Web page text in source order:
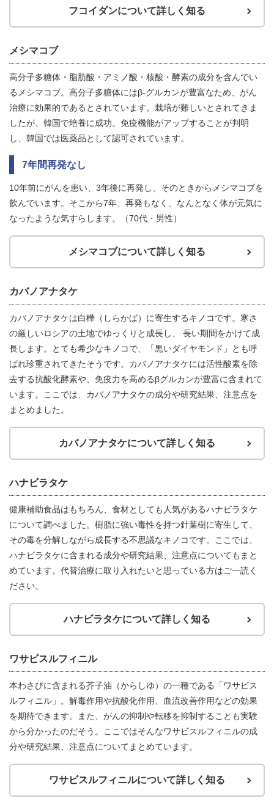
フコイダンについて詳しく知る
メシマコブ
高分子多糖体・脂肪酸・アミノ酸・核酸・酵素の成分を含んでい
るメシマコブ。高分子多糖体にはβ-グルカンが豊富なため、がん
治療に効果的であるとされています。栽培が難しいとされてきま
したが、韓国で培養に成功。免疫機能がアップすることが判明
し、韓国では医薬品として認可されています。
7年間再発なし
10年前にがんを患い、3年後に再発し、そのときからメシマコブを
飲んでいます。そこから7年、再発もなく、なんとなく体が元気に
なったような気すらします。（70代・男性）
メシマコブについて詳しく知る
カバノアナタケ
カバノアナタケは白樺（しらかば）に寄生するキノコです。寒さ
の厳しいロシアの土地でゆっくりと成長し、 長い期間をかけて成
長します。とても希少なキノコで、「黒いダイヤモンド」とも呼
ばれ珍重されてきたそうです。カバノアナタケには活性酸素を除
去する抗酸化酵素や、免疫力を高めるβグルカンが豊富に含まれて
います。ここでは、カバノアナタケの成分や研究結果、注意点を
まとめました。
カバノアナタケについて詳しく知る
ハナビラタケ
健康補助食品はもちろん、食材としても人気があるハナビラタケ
について調べました。樹脂に強い毒性を持つ針葉樹に寄生して、
その毒を分解しながら成長する不思議なキノコです。ここでは、
ハナビラタケに含まれる成分や研究結果、注意点についてもまと
めています。代替治療に取り入れたいと思っている方はご一読く
ださい。
ハナビラタケについて詳しく知る
ワサビスルフィニル
本わさびに含まれる芥子油（からしゆ）の一種である「ワサビス
ルフィニル」。解毒作用や抗酸化作用、血流改善作用などの効果
を期待できます。また、がんの抑制や転移を抑制することも実験
から分かったのだそう。ここではそんなワサビスルフィニルの成
分や研究結果、注意点についてまとめています。
ワサビスルフィニルについて詳しく知る